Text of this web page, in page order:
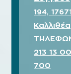
194,
Καλλιθέα
213 13 00
700